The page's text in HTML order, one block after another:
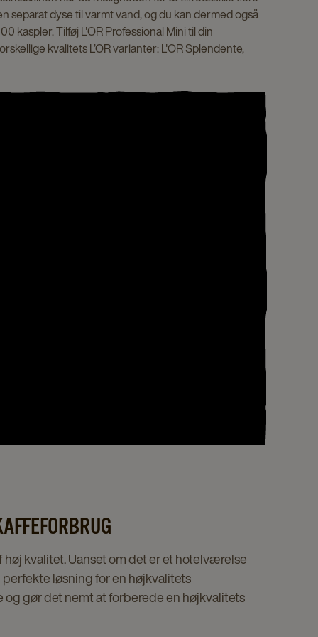
separat dyse til varmt vand, og du kan dermed også
kaspler. Tilføj L'OR Professional Mini til din
kvalitets L’OR varianter: L'OR Splendente,
kvalitet. Uanset om det er et hotelværelse
perfekte løsning for en højkvalitets
og gør det nemt at forberede en højkvalitets